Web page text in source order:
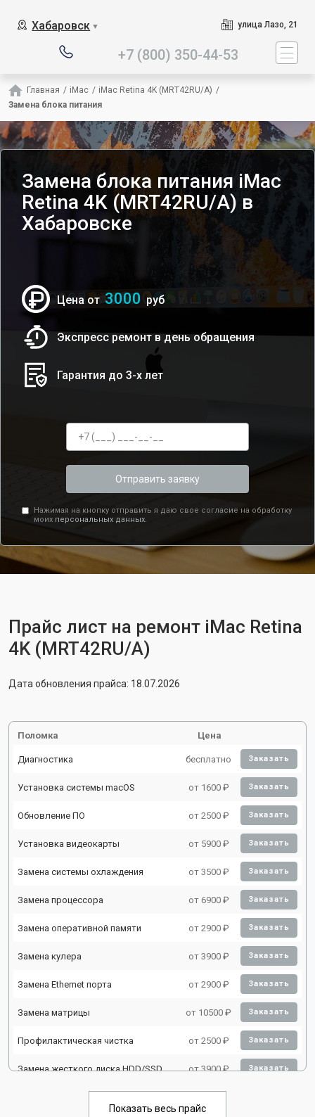
Хабаровск ▼ улица Лазо, 21
+7 (800) 350-44-53
Главная / iMac / iMac Retina 4K (MRT42RU/A) /
Замена блока питания
Замена блока питания iMac
Retina 4K (MRT42RU/A) в
Хабаровске
Цена от 3000 руб
Экспресс ремонт в день обращения
Гарантия до 3-х лет
Отправить заявку
Нажимая на кнопку отправить я даю свое согласие на обработку
моих персональных данных.
Прайс лист на ремонт iMac Retina
4K (MRT42RU/A)
Дата обновления прайса: 18.07.2026
Поломка Цена
Диагностика бесплатно Заказать
Установка системы macOS от 1600 ₽ Заказать
Обновление ПО от 2500 ₽ Заказать
Установка видеокарты от 5900 ₽ Заказать
Замена системы охлаждения от 3500 ₽ Заказать
Замена процессора от 6900 ₽ Заказать
Замена оперативной памяти от 2900 ₽ Заказать
Замена кулера от 3900 ₽ Заказать
Замена Ethernet порта от 2900 ₽ Заказать
Замена матрицы от 10500 ₽ Заказать
Профилактическая чистка от 2500 ₽ Заказать
Замена жесткого диска HDD/SSD от 3900 ₽ Заказать
Показать весь прайс